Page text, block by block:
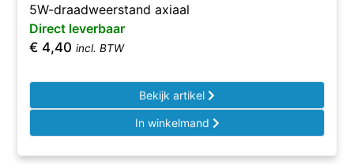
5W-draadweerstand axiaal
Direct leverbaar
€ 4,40 incl. BTW
Bekijk artikel
In winkelmand